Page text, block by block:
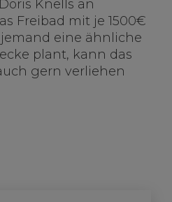
Knells an
Freibad mit je 1500€
eine ähnliche
plant, kann das
gern verliehen